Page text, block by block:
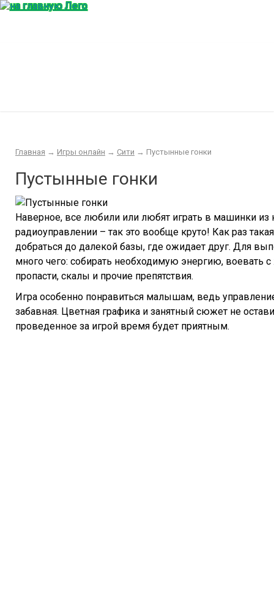
Главная → Игры онлайн → Сити → Пустынные гонки
Пустынные гонки
Наверное, все любили или любят играть в машинки из
радиоуправлении – так это вообще круто! Как раз
добраться до далекой базы, где ожидает друг. Для
много чего: собирать необходимую энергию, воевать
пропасти, скалы и прочие препятствия.
Игра особенно понравиться малышам, ведь
забавная. Цветная графика и занятный сюжет не
проведенное за игрой время будет приятным.